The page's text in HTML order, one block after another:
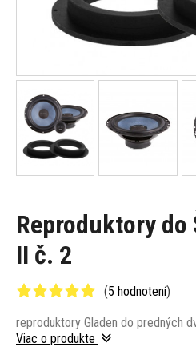
Reproduktory do
II č. 2
(5 hodnotení)
reproduktory Gladen do predných
Viac o produkte